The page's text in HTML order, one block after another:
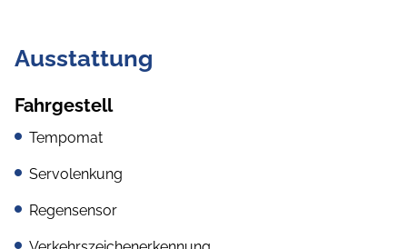
Ausstattung
Fahrgestell
Tempomat
Servolenkung
Regensensor